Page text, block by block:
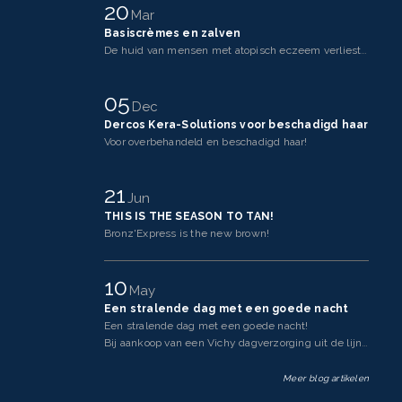
20Mar
Basiscrèmes en zalven
De huid van mensen met atopisch eczeem verliest makkelijker vocht dan een gezonde huid. Dit komt doo
05Dec
Dercos Kera-Solutions voor beschadigd haar
Voor overbehandeld en beschadigd haar!
21Jun
THIS IS THE SEASON TO TAN!
Bronz'Express is the new brown!
10May
Een stralende dag met een goede nacht
Een stralende dag met een goede nacht!
Bij aankoop van een Vichy dagverzorging uit de lijnen Neovadi
Meer blog artikelen